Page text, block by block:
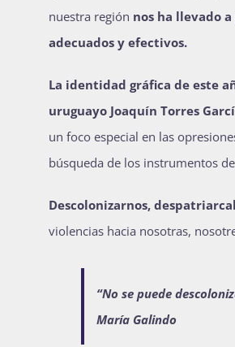
nuestra región nos ha llevado
adecuados y efectivos.
La identidad gráfica de este
uruguayo Joaquín Torres
un foco especial en las
búsqueda de los instrumentos
Descolonizarnos,
violencias hacia nosotras,
“No se puede
María Galindo